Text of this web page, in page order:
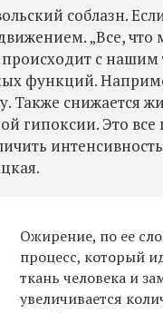
соблазн.
„Все, что
с нашим
функций.
Также снижается
гипоксии. Это
Ожирение, по ее
процесс, который
ткань человека и
увеличивается